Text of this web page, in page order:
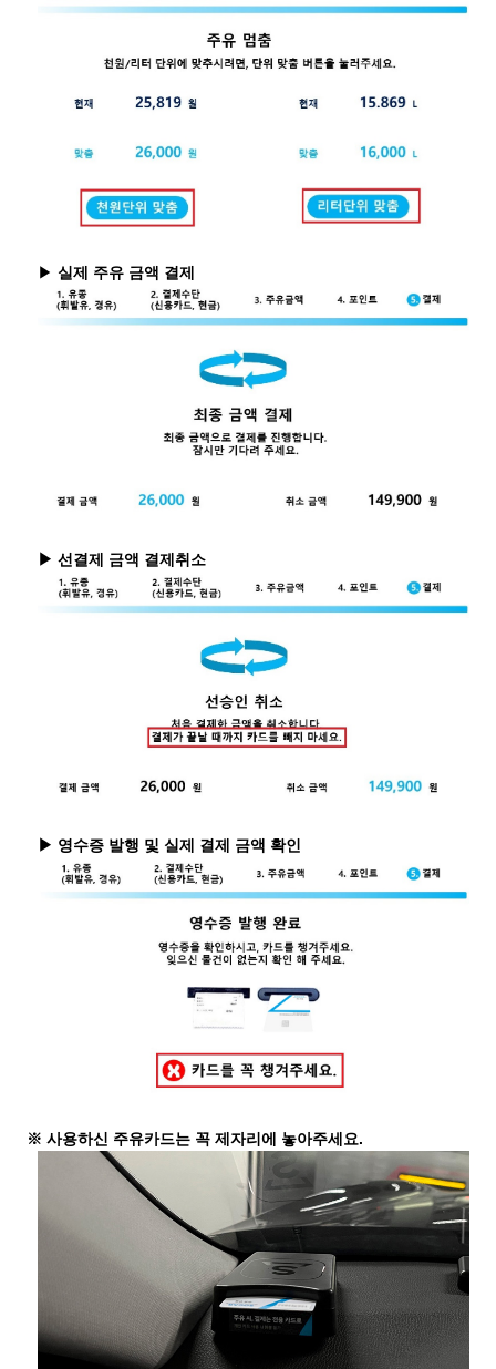
▶ 실제 주유 금액 결제
▶ 선결제 금액 결제취소
▶ 영수증 발행 및 실제 결제 금액 확인
※ 사용하신 주유카드는 꼭 제자리에 놓아주세요.